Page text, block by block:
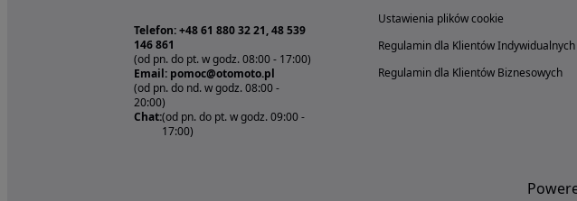
Telefon: +48 61 880 32 21, 48 539
146 861
(od pn. do pt. w godz. 08:00 - 17:00)
Email: pomoc@otomoto.pl
(od pn. do nd. w godz. 08:00 -
20:00)
Chat:(od pn. do pt. w godz. 09:00 -
17:00)
Ustawienia plików cookie
Regulamin dla Klientów Indywidualnych
Regulamin dla Klientów Biznesowych